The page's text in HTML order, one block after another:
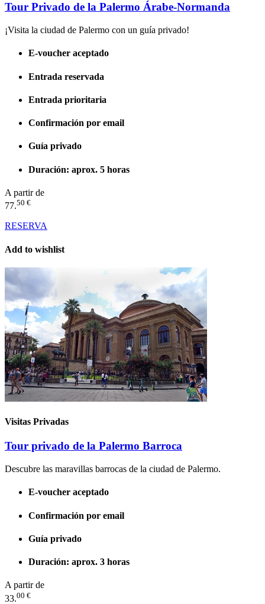
Tour Privado de la Palermo Árabe-Normanda
¡Visita la ciudad de Palermo con un guía privado!
E-voucher aceptado
Entrada reservada
Entrada prioritaria
Confirmación por email
Guía privado
Duración: aprox. 5 horas
A partir de
77.50 €
RESERVA
Add to wishlist
Visitas Privadas
Tour privado de la Palermo Barroca
Descubre las maravillas barrocas de la ciudad de Palermo.
E-voucher aceptado
Confirmación por email
Guía privado
Duración: aprox. 3 horas
A partir de
33.00 €